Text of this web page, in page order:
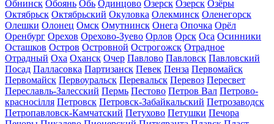
Обнинск Обоянь Обь Одинцово Озерск Озерск Озёры
Октябрьск Октябрьский Окуловка Олекминск Оленегорск
Олешки Олонец Омск Омутнинск Онега Опочка Орёл
Оренбург Орехов Орехово-Зуево Орлов Орск Оса Осинники
Осташков Остров Островной Острогожск Отрадное
Отрадный Оха Оханск Очер Павлово Павловск Павловский
Посад Палласовка Партизанск Певек Пенза Первомайск
Первомайск Первоуральск Перевальск Перевоз Пересвет
Переславль-Залесский Пермь Пестово Петров Вал Петрово-
красносілля Петровск Петровск-Забайкальский Петрозаводск
Петропавловск-Камчатский Петухово Петушки Печора